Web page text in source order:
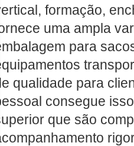
formação,
uma ampla
para
qualidade para
consegue
que são